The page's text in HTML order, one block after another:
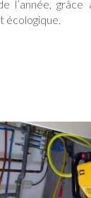
l’année,
écologique.